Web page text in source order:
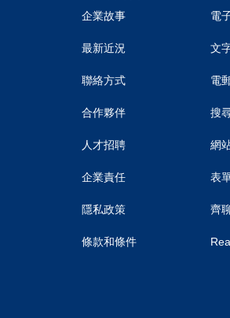
企業故事
最新近況
聯絡方式
合作夥伴
人才招聘
企業責任
隱私政策
條款和條件
電
文
電
搜
網
表
齊